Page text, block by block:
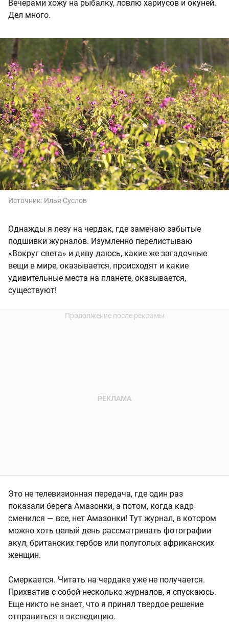
Вечерами хожу на рыбалку, ловлю хариусов и окуней.
Дел много.
Источник: Илья Суслов
Однажды я лезу на чердак, где замечаю забытые
подшивки журналов. Изумленно перелистываю
«Вокруг света» и диву даюсь, какие же загадочные
вещи в мире, оказывается, происходят и какие
удивительные места на планете, оказывается,
существуют!
Это не телевизионная передача, где один раз
показали берега Амазонки, а потом, когда кадр
сменился — все, нет Амазонки! Тут журнал, в котором
можно хоть целый день рассматривать фотографии
акул, британских гербов или полуголых африканских
женщин.
Смеркается. Читать на чердаке уже не получается.
Прихватив с собой несколько журналов, я спускаюсь.
Еще никто не знает, что я принял твердое решение
отправиться в экспедицию.